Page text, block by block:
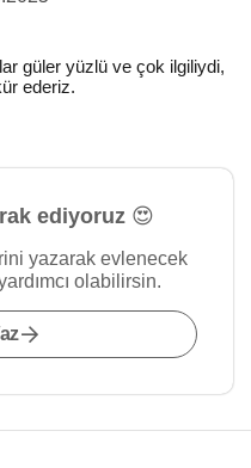
güler yüzlü ve çok ilgiliydi,
ederiz.
ediyoruz 😍
yazarak evlenecek
olabilirsin.